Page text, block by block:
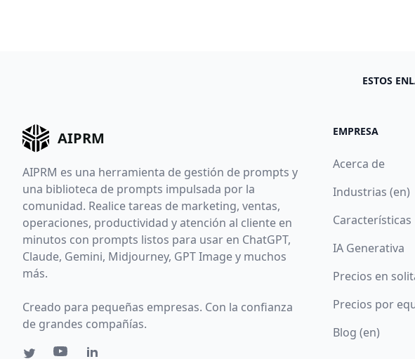
ESTOS
AIPRM
AIPRM es una herramienta de gestión de prompts y
una biblioteca de prompts impulsada por la
comunidad. Realice tareas de marketing, ventas,
operaciones, productividad y atención al cliente en
minutos con prompts listos para usar en ChatGPT,
Claude, Gemini, Midjourney, GPT Image y muchos
más.
Creado para pequeñas empresas. Con la confianza
de grandes compañías.
EMPRESA
Acerca de
Industrias (en)
Características
IA Generativa
Precios en
Precios por
Blog (en)